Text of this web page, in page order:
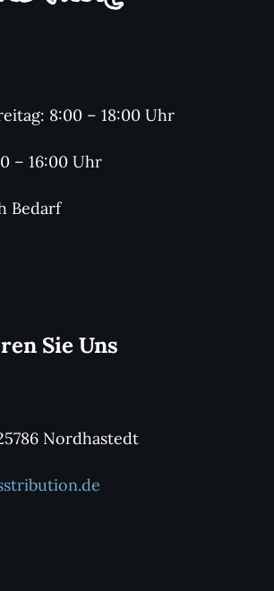
8:00 – 18:00 Uhr
– 16:00 Uhr
Bedarf
Sie Uns
Nordhastedt